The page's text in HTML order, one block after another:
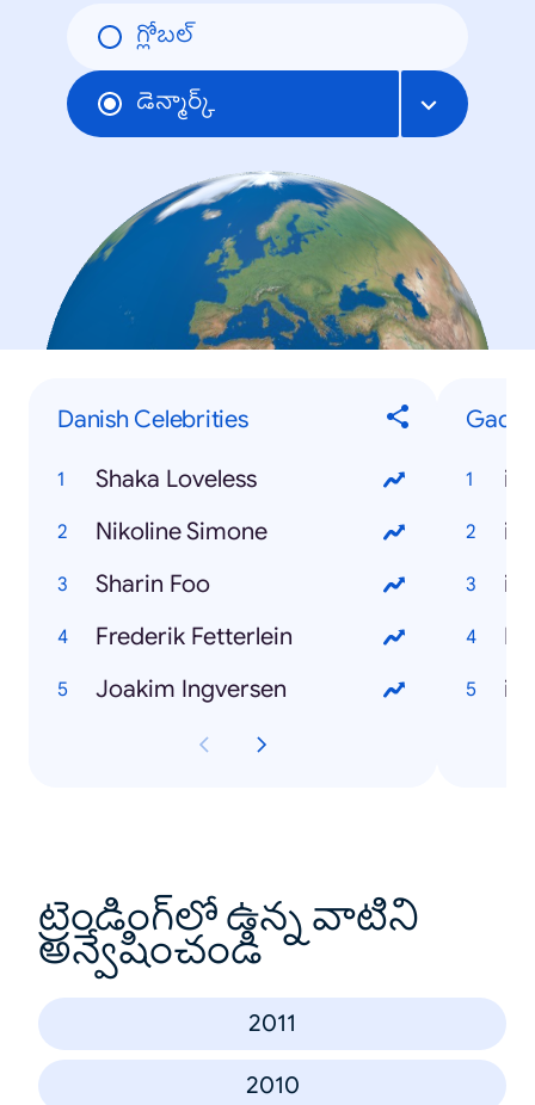
గ్లోబల్
డెన్మార్క్
Danish Celebrities
Shaka Loveless
Nikoline Simone
Sharin Foo
Frederik Fetterlein
Joakim Ingversen
ట్రెండింగ్‌లో ఉన్న వాటిని
అన్వేషించండి
2011
2010